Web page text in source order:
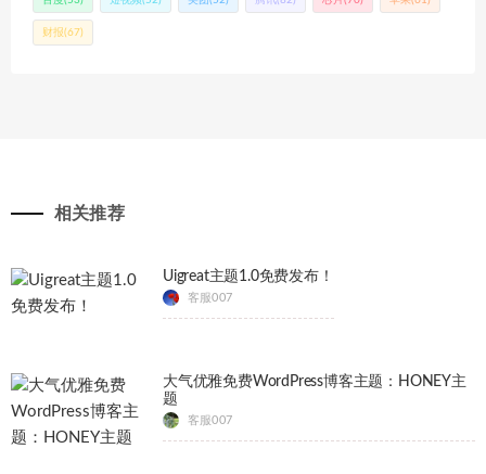
财报(67)
相关推荐
Uigreat主题1.0免费发布！
客服007
大气优雅免费WordPress博客主题：HONEY主
题
客服007